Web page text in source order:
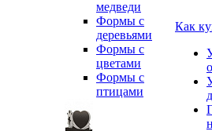
медведи
Формы с
деревьями
Формы с
цветами
Формы с
птицами
Как